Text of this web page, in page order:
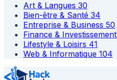
Art & Langues 30
Bien-être & Santé 34
Entreprise & Business 50
Finance & Investissement
Lifestyle & Loisirs 41
Web & Informatique 104